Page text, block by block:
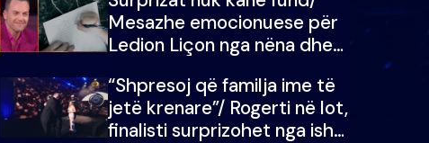
kur…
Mesazhe emocionuese për
Ledion Liçon nga nëna dhe
i mban dot lotët: Nuk
meritoj…
“Shpresoj që familja ime të
jetë krenare”/ Rogerti në lot,
finalisti surprizohet nga ish-